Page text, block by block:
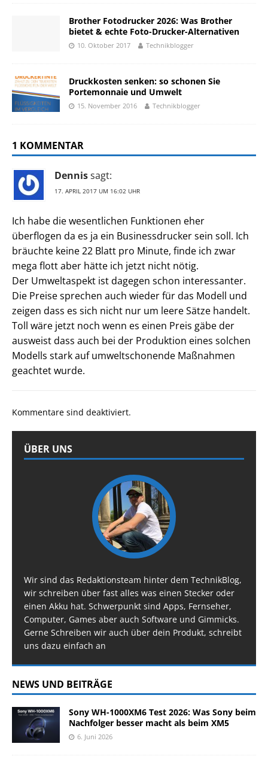
Brother Fotodrucker 2026: Was Brother
bietet & echte Foto-Drucker-Alternativen
10. Oktober 2017 Technikblogger
Druckkosten senken: so schonen Sie
Portemonnaie und Umwelt
15. November 2016 Technikblogger
1 KOMMENTAR
Dennissagt:
17. APRIL 2017 UM 16:02 UHR
Ich habe die wesentlichen Funktionen eher
überflogen da es ja ein Businessdrucker sein soll. Ich
bräuchte keine 22 Blatt pro Minute, finde ich zwar
mega flott aber hätte ich jetzt nicht nötig.
Der Umweltaspekt ist dagegen schon interessanter.
Die Preise sprechen auch wieder für das Modell und
zeigen dass es sich nicht nur um leere Sätze handelt.
Toll wäre jetzt noch wenn es einen Preis gäbe der
ausweist dass auch bei der Produktion eines solchen
Modells stark auf umweltschonende Maßnahmen
geachtet wurde.
Kommentare sind deaktiviert.
ÜBER UNS
Wir sind das Redaktionsteam hinter dem TechnikBlog,
wir schreiben über fast alles was einen Stecker oder
einen Akku hat. Schwerpunkt sind Apps, Fernseher,
Computer, Games aber auch Software und Gimmicks.
Gerne Schreiben wir auch über dein Produkt, schreibt
uns dazu einfach an
NEWS UND BEITRÄGE
Sony WH-1000XM6 Test 2026: Was Sony beim
Nachfolger besser macht als beim XM5
6. Juni 2026